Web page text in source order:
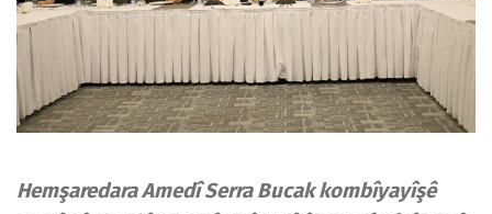
Hemşaredara Amedî Serra Bucak kombîyayîşê